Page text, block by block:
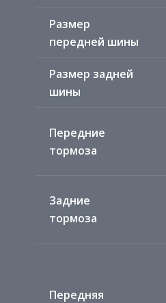
Размер
передней шины
Размер задней
шины
Передние
тормоза
Задние
тормоза
Передняя